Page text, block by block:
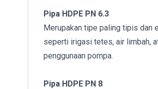
Pipa HDPE PN 6.3
Merupakan tipe paling tipis dan
seperti irigasi tetes, air limbah,
penggunaan pompa.
Pipa HDPE PN 8